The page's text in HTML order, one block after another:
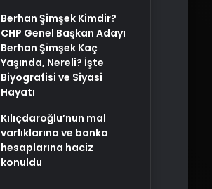
Berhan Şimşek Kimdir?
CHP Genel Başkan Adayı
Berhan Şimşek Kaç
Yaşında, Nereli? İşte
Biyografisi ve Siyasi
Hayatı
Kılıçdaroğlu’nun mal
varlıklarına ve banka
hesaplarına haciz
konuldu